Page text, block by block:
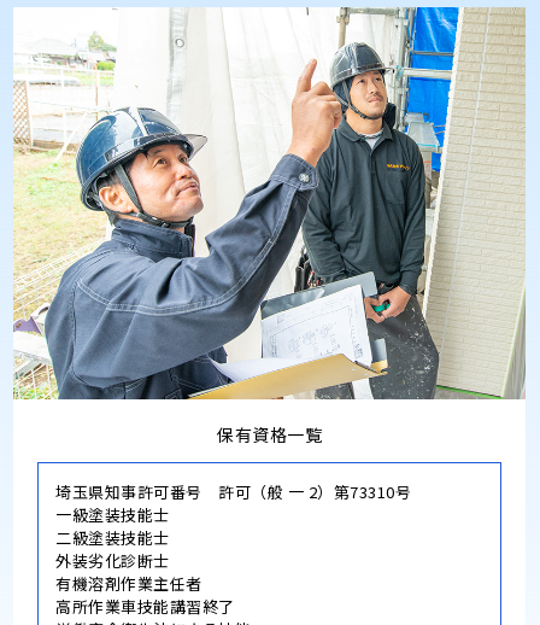
保有資格一覧
埼玉県知事許可番号 許可（般 一 2）第73310号
一級塗装技能士
二級塗装技能士
外装劣化診断士
有機溶剤作業主任者
高所作業車技能講習終了